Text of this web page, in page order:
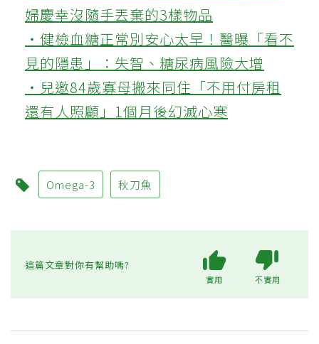
婦慶幸沒隨手丟棄的3樣物品
‧健檢血糖正常別安心太早！醫曝「看不
見的隱患」：失智、糖尿病風險大增
‧兒邀84歲寡母搬來同住「不用付房租
還有人照顧」1個月後幻滅心寒
Omega-3 秋刀魚
這篇文章對你有幫助嗎?
實用 不實用